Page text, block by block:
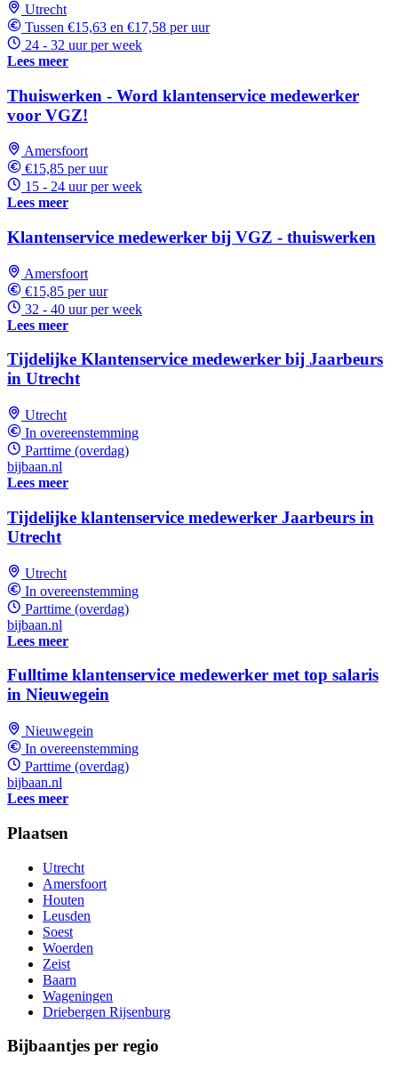
Utrecht
Tussen €15,63 en €17,58 per uur
24 - 32 uur per week
Lees meer
Thuiswerken - Word klantenservice medewerker
voor VGZ!
Amersfoort
€15,85 per uur
15 - 24 uur per week
Lees meer
Klantenservice medewerker bij VGZ - thuiswerken
Amersfoort
€15,85 per uur
32 - 40 uur per week
Lees meer
Tijdelijke Klantenservice medewerker bij Jaarbeurs
in Utrecht
Utrecht
In overeenstemming
Parttime (overdag)
bijbaan.nl
Lees meer
Tijdelijke klantenservice medewerker Jaarbeurs in
Utrecht
Utrecht
In overeenstemming
Parttime (overdag)
bijbaan.nl
Lees meer
Fulltime klantenservice medewerker met top salaris
in Nieuwegein
Nieuwegein
In overeenstemming
Parttime (overdag)
bijbaan.nl
Lees meer
Plaatsen
Utrecht
Amersfoort
Houten
Leusden
Soest
Woerden
Zeist
Baarn
Wageningen
Driebergen Rijsenburg
Bijbaantjes per regio